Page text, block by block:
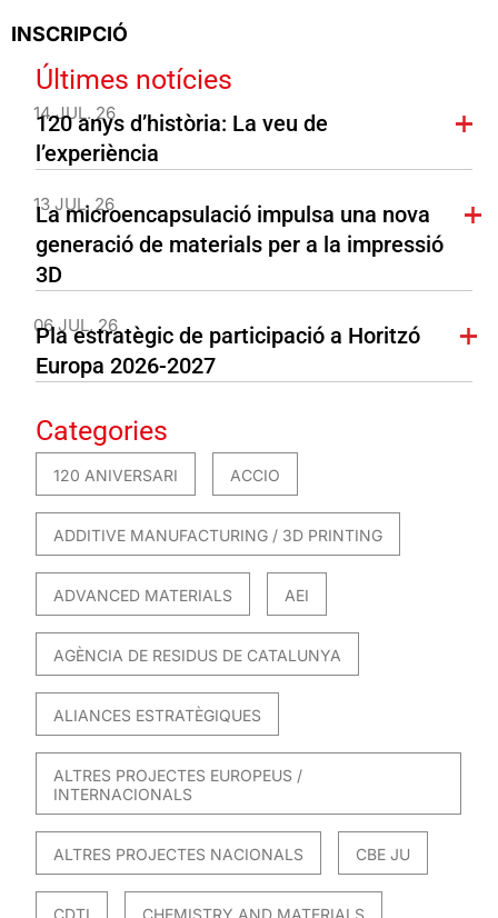
INSCRIPCIÓ
Últimes notícies
14 JUL. 26
120 anys d’història: La veu de
l’experiència
13 JUL. 26
La microencapsulació impulsa una nova
generació de materials per a la impressió
3D
06 JUL. 26
Pla estratègic de participació a Horitzó
Europa 2026-2027
Categories
120 ANIVERSARI ACCIO
ADDITIVE MANUFACTURING / 3D PRINTING
ADVANCED MATERIALS AEI
AGÈNCIA DE RESIDUS DE CATALUNYA
ALIANCES ESTRATÈGIQUES
ALTRES PROJECTES EUROPEUS /
INTERNACIONALS
ALTRES PROJECTES NACIONALS CBE JU